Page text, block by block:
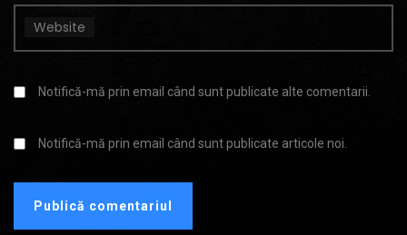
Website
Notifică-mă prin email când sunt publicate alte comentarii.
Notifică-mă prin email când sunt publicate articole noi.